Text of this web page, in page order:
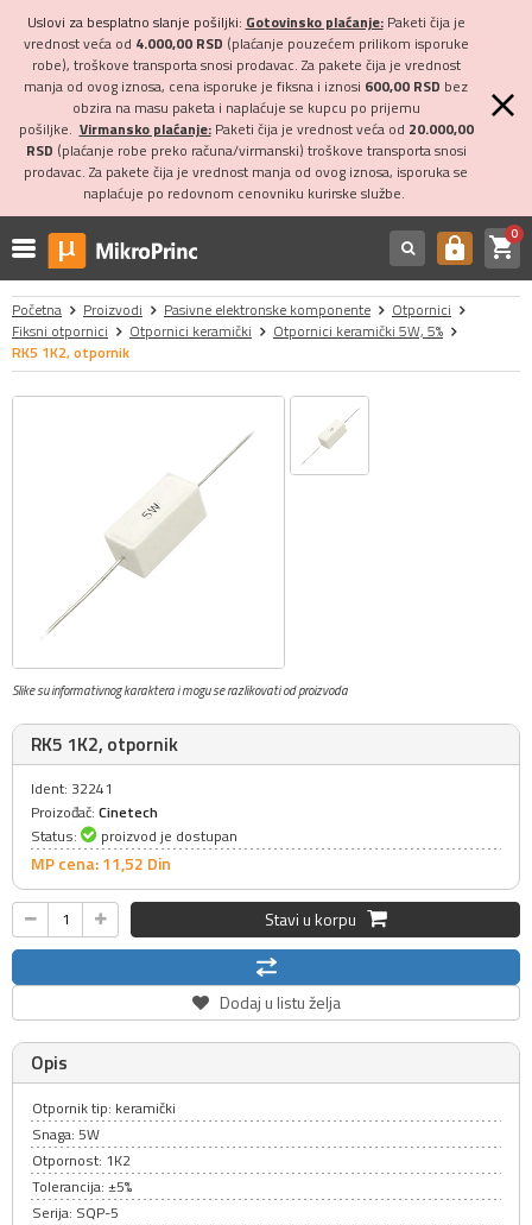
Uslovi za besplatno slanje pošiljki: Gotovinsko plaćanje:Paketi čija je
vrednost veća od 4.000,00 RSD (plaćanje pouzećem prilikom isporuke
robe), troškove transporta snosi prodavac. Za pakete čija je vrednost
manja od ovog iznosa, cena isporuke je fiksna i iznosi 600,00 RSD bez
obzira na masu paketa i naplaćuje se kupcu po prijemu
pošiljke. Virmansko plaćanje:Paketi čija je vrednost veća od 20.000,00
RSD (plaćanje robe preko računa/virmanski) troškove transporta snosi
prodavac. Za pakete čija je vrednost manja od ovog iznosa, isporuka se
naplaćuje po redovnom cenovniku kurirske službe.
https shopping_cart0
Početna Proizvodi Pasivne elektronske komponente
Otpornici
Fiksni otpornici
Otpornici keramički
Otpornici keramički 5W, 5%
RK5 1K2, otpornik
Slike su informativnog karaktera i mogu se razlikovati od proizvoda
RK5 1K2, otpornik
Ident: 32241
Proizođač: Cinetech
Status:
proizvod je dostupan
MP cena: 11,52 Din
Stavi u korpu
Dodaj u listu želja
Opis
Otpornik tip: keramički
Snaga: 5W
Otpornost: 1K2
Tolerancija: ±5%
Serija: SQP-5